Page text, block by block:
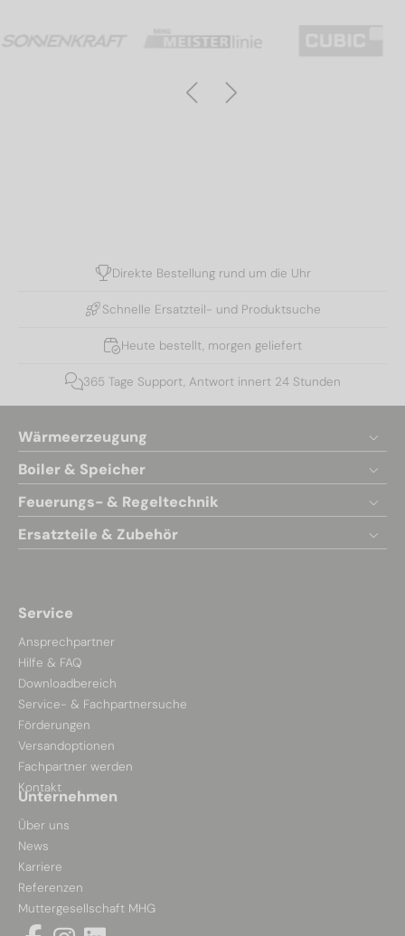
Direkte Bestellung rund um die Uhr
Schnelle Ersatzteil- und Produktsuche
Heute bestellt, morgen geliefert
365 Tage Support, Antwort innert 24 Stunden
Wärmeerzeugung
Boiler & Speicher
Feuerungs- & Regeltechnik
Ersatzteile & Zubehör
Service
Ansprechpartner
Hilfe & FAQ
Downloadbereich
Service- & Fachpartnersuche
Förderungen
Versandoptionen
Fachpartner werden
Kontakt
Unternehmen
Über uns
News
Karriere
Referenzen
Muttergesellschaft MHG